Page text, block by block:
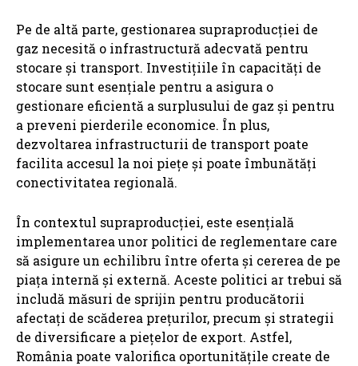
Pe de altă parte, gestionarea supraproducției de
gaz necesită o infrastructură adecvată pentru
stocare și transport. Investițiile în capacități de
stocare sunt esențiale pentru a asigura o
gestionare eficientă a surplusului de gaz și pentru
a preveni pierderile economice. În plus,
dezvoltarea infrastructurii de transport poate
facilita accesul la noi piețe și poate îmbunătăți
conectivitatea regională.
În contextul supraproducției, este esențială
implementarea unor politici de reglementare care
să asigure un echilibru între oferta și cererea de pe
piața internă și externă. Aceste politici ar trebui să
includă măsuri de sprijin pentru producătorii
afectați de scăderea prețurilor, precum și strategii
de diversificare a piețelor de export. Astfel,
România poate valorifica oportunitățile create de